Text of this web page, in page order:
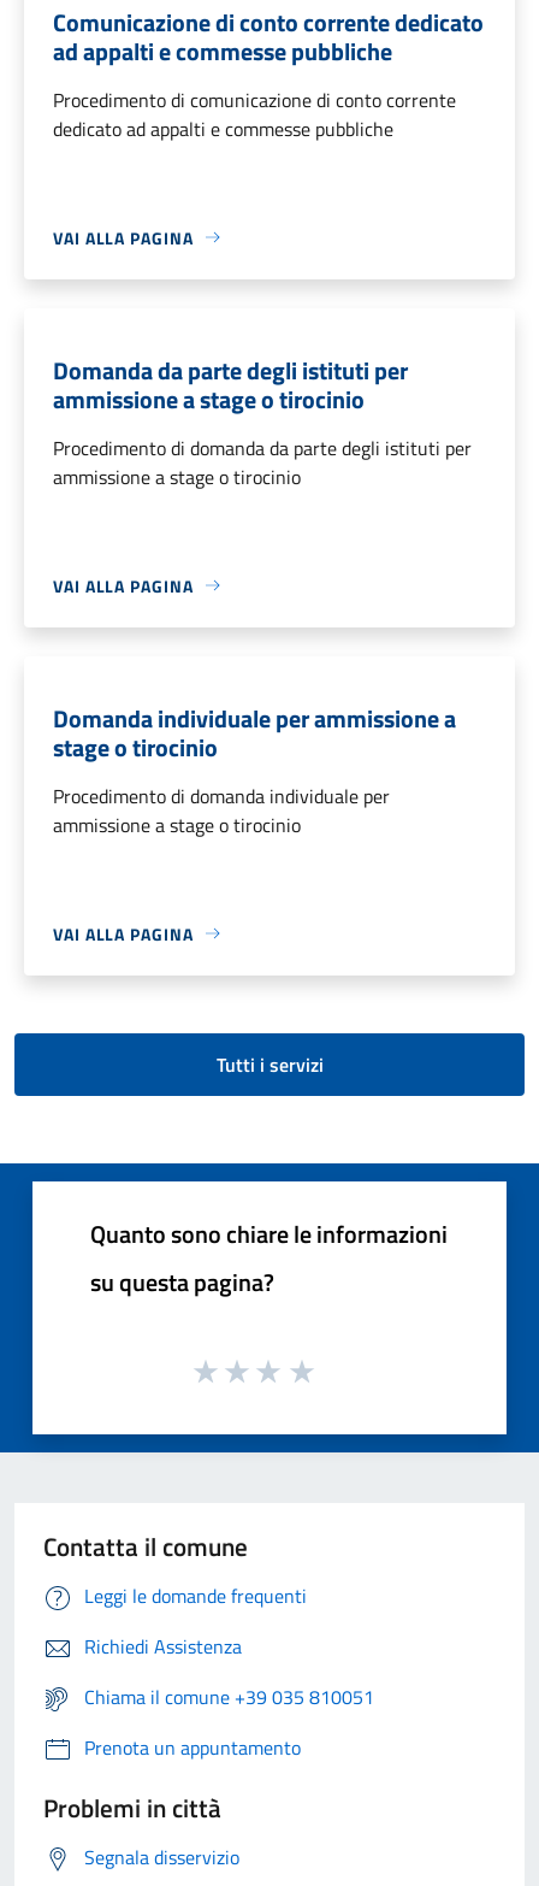
Comunicazione di conto corrente dedicato
ad appalti e commesse pubbliche
Procedimento di comunicazione di conto corrente
dedicato ad appalti e commesse pubbliche
VAI ALLA PAGINA
Domanda da parte degli istituti per
ammissione a stage o tirocinio
Procedimento di domanda da parte degli istituti per
ammissione a stage o tirocinio
VAI ALLA PAGINA
Domanda individuale per ammissione a
stage o tirocinio
Procedimento di domanda individuale per
ammissione a stage o tirocinio
VAI ALLA PAGINA
Tutti i servizi
Quanto sono chiare le informazioni
su questa pagina?
Contatta il comune
Leggi le domande frequenti
Richiedi Assistenza
Chiama il comune +39 035 810051
Prenota un appuntamento
Problemi in città
Segnala disservizio